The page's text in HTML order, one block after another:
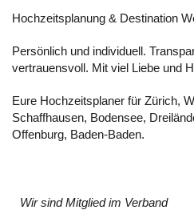
Hochzeitsplanung & Destination
Persönlich und individuell.
vertrauensvoll. Mit viel Liebe und
Eure Hochzeitsplaner für Zürich,
Schaffhausen, Bodensee,
Offenburg, Baden-Baden.
Wir sind Mitglied im Verband